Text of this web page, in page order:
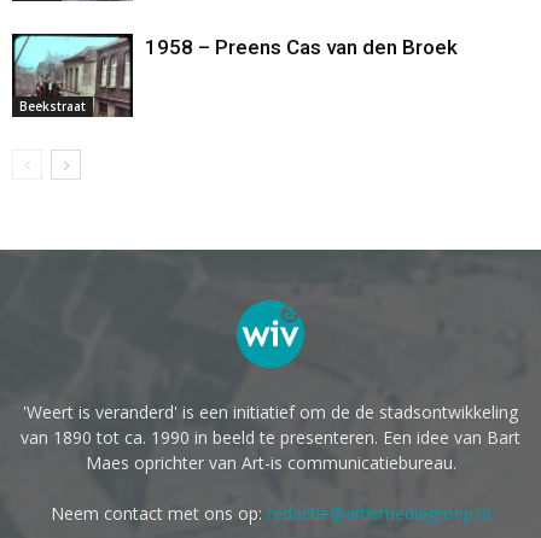
Beekstraat
1958 – Preens Cas van den Broek
'Weert is veranderd' is een initiatief om de de stadsontwikkeling
van 1890 tot ca. 1990 in beeld te presenteren. Een idee van Bart
Maes oprichter van Art-is communicatiebureau.
Neem contact met ons op: redactie@artismediagroep.nl